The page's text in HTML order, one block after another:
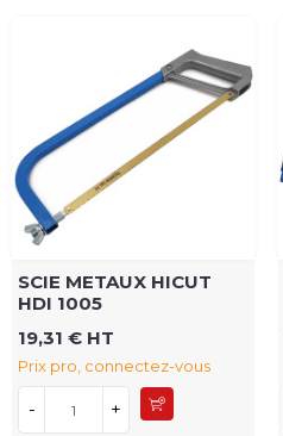
SCIE METAUX HICUT
HDI 1005
19,31 € HT
Prix pro, connectez-vous
- +